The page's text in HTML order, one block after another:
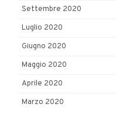
Settembre 2020
Luglio 2020
Giugno 2020
Maggio 2020
Aprile 2020
Marzo 2020